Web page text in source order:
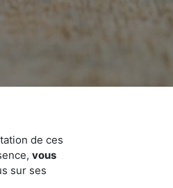
de ces
vous
sur ses